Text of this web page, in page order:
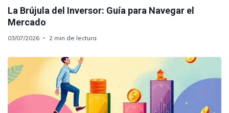
La Brújula del Inversor: Guía para Navegar el
Mercado
03/07/2026 2 min de lectura